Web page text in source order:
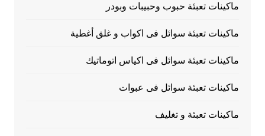
ماكينات تعبئة حبوب وحبيبات وبودر
ماكينات تعبئة سوائل فى اكواب و غلق أغطية
ماكينات تعبئة سوائل فى اكياس اتوماتيك
ماكينات تعبئة سوائل فى عبوات
ماكينات تعبئة و تغليف